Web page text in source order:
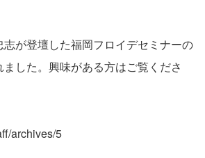
が登壇した福岡フロイデセミナーの
した。興味がある方はご覧くださ
archives/5